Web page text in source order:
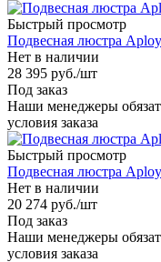
Быстрый просмотр
Подвесная люстра
Нет в наличии
28 395 руб./шт
Под заказ
Наши менеджеры
условия заказа
Быстрый просмотр
Подвесная люстра
Нет в наличии
20 274 руб./шт
Под заказ
Наши менеджеры
условия заказа